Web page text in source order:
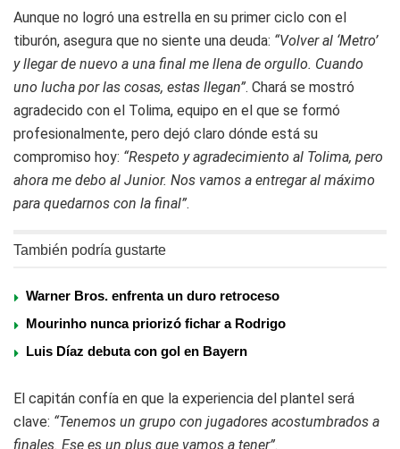
Aunque no logró una estrella en su primer ciclo con el
tiburón, asegura que no siente una deuda: “Volver al ‘Metro’
y llegar de nuevo a una final me llena de orgullo. Cuando
uno lucha por las cosas, estas llegan”. Chará se mostró
agradecido con el Tolima, equipo en el que se formó
profesionalmente, pero dejó claro dónde está su
compromiso hoy: “Respeto y agradecimiento al Tolima, pero
ahora me debo al Junior. Nos vamos a entregar al máximo
para quedarnos con la final”.
También podría gustarte
Warner Bros. enfrenta un duro retroceso
Mourinho nunca priorizó fichar a Rodrigo
Luis Díaz debuta con gol en Bayern
El capitán confía en que la experiencia del plantel será
clave: “Tenemos un grupo con jugadores acostumbrados a
finales. Ese es un plus que vamos a tener”.